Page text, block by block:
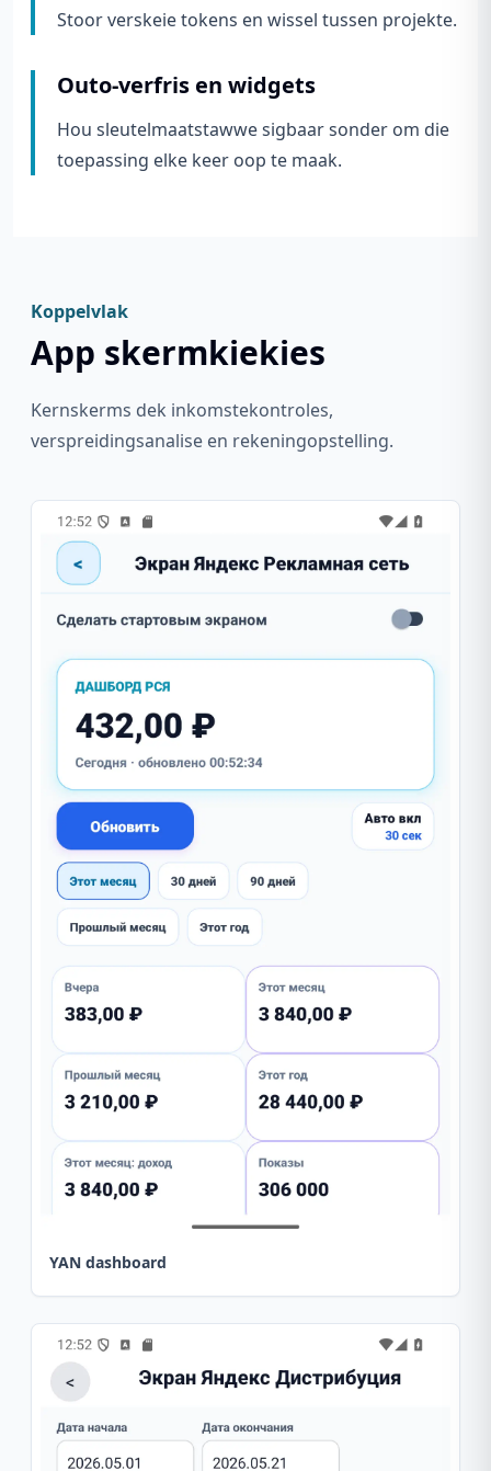
Stoor verskeie tokens en wissel tussen projekte.
Outo-verfris en widgets
Hou sleutelmaatstawwe sigbaar sonder om die
toepassing elke keer oop te maak.
Koppelvlak
App skermkiekies
Kernskerms dek inkomstekontroles,
verspreidingsanalise en rekeningopstelling.
YAN dashboard